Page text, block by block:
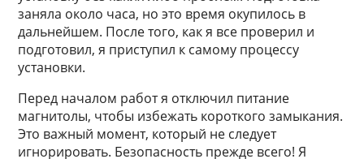
заняла около часа, но это время окупилось в
дальнейшем. После того, как я все проверил и
подготовил, я приступил к самому процессу
установки.
Перед началом работ я отключил питание
магнитолы, чтобы избежать короткого замыкания.
Это важный момент, который не следует
игнорировать. Безопасность прежде всего! Я